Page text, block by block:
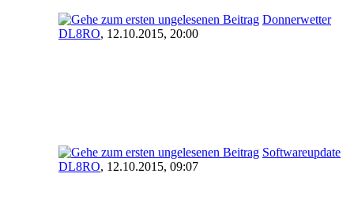
Donnerwetter
DL8RO, 12.10.2015, 20:00
Softwareupdate
DL8RO, 12.10.2015, 09:07